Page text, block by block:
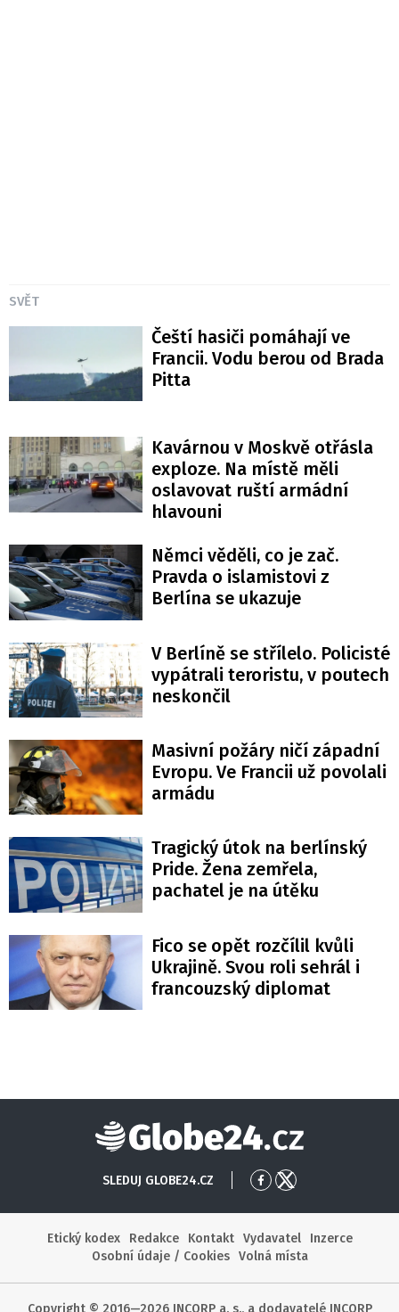
SVĚT
Čeští hasiči pomáhají ve
Francii. Vodu berou od Brada
Pitta
Kavárnou v Moskvě otřásla
exploze. Na místě měli
oslavovat ruští armádní
hlavouni
Němci věděli, co je zač.
Pravda o islamistovi z
Berlína se ukazuje
V Berlíně se střílelo. Policisté
vypátrali teroristu, v poutech
neskončil
Masivní požáry ničí západní
Evropu. Ve Francii už povolali
armádu
Tragický útok na berlínský
Pride. Žena zemřela,
pachatel je na útěku
Fico se opět rozčílil kvůli
Ukrajině. Svou roli sehrál i
francouzský diplomat
Globe24
SLEDUJ GLOBE24.CZ
PřejítPřejít
Etický kodex
Redakce Kontakt Vydavatel
Inzerce
Osobní údaje / Cookies
Volná místa